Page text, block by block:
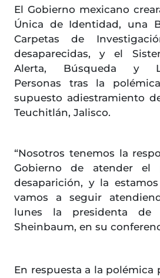
El Gobierno mexicano
Única de Identidad, una
Carpetas de
desaparecidas, y el
Alerta, Búsqueda y
Personas tras la
supuesto adiestramiento
Teuchitlán, Jalisco.
“Nosotros tenemos la
Gobierno de atender el
desaparición, y la
vamos a seguir
lunes la presidenta de
Sheinbaum, en su
En respuesta a la polémica